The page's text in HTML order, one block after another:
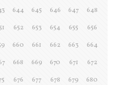
644 645 646 647
648
652 653 654 655
656
660 661 662 663
664
668 669 670 671
672
676 677 678 679
680